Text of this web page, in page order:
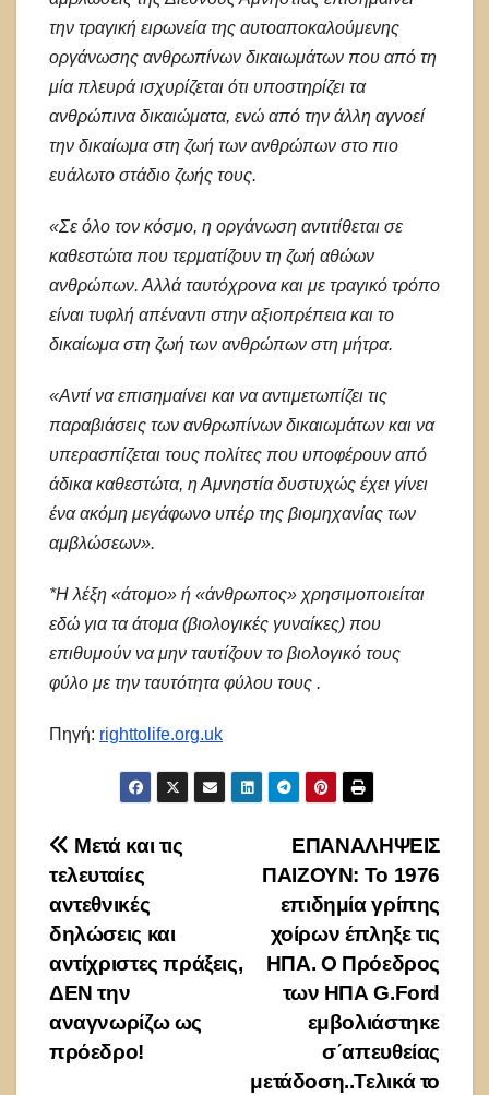
την τραγική ειρωνεία της αυτοαποκαλούμενης
οργάνωσης ανθρωπίνων δικαιωμάτων που από τη
μία πλευρά ισχυρίζεται ότι υποστηρίζει τα
ανθρώπινα δικαιώματα, ενώ από την άλλη αγνοεί
την δικαίωμα στη ζωή των ανθρώπων στο πιο
ευάλωτο στάδιο ζωής τους.
«Σε όλο τον κόσμο, η οργάνωση αντιτίθεται σε
καθεστώτα που τερματίζουν τη ζωή αθώων
ανθρώπων. Αλλά ταυτόχρονα και με τραγικό τρόπο
είναι τυφλή απέναντι στην αξιοπρέπεια και το
δικαίωμα στη ζωή των ανθρώπων στη μήτρα.
«Αντί να επισημαίνει και να αντιμετωπίζει τις
παραβιάσεις των ανθρωπίνων δικαιωμάτων και να
υπερασπίζεται τους πολίτες που υποφέρουν από
άδικα καθεστώτα, η Αμνηστία δυστυχώς έχει γίνει
ένα ακόμη μεγάφωνο υπέρ της βιομηχανίας των
αμβλώσεων».
*Η λέξη «άτομο» ή «άνθρωπος» χρησιμοποιείται
εδώ για τα άτομα (βιολογικές γυναίκες) που
επιθυμούν να μην ταυτίζουν το βιολογικό τους
φύλο με την ταυτότητα φύλου τους .
Πηγή: righttolife.org.uk
Πλοήγηση
άρθρων
ΕΠΑΝΑΛΗΨΕΙΣ
ΠΑΙΖΟΥΝ: Το 1976
επιδημία γρίπης
χοίρων έπληξε τις
ΗΠΑ. Ο Πρόεδρος
των ΗΠΑ G.Ford
εμβολιάστηκε
σ΄απευθείας
μετάδοση..Τελικά το
Μετά και τις
τελευταίες
αντεθνικές
δηλώσεις και
αντίχριστες πράξεις,
ΔΕΝ την
αναγνωρίζω ως
πρόεδρο!